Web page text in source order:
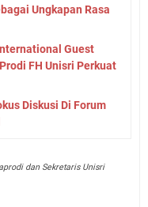
Ungkapan Rasa
Guest
FH Unisri Perkuat
Diskusi Di Forum
dan Sekretaris Unisri